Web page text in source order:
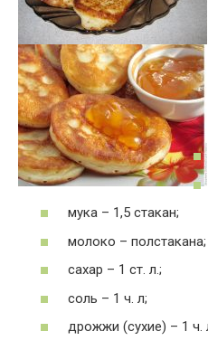
мука – 1,5 стакан;
молоко – полстакана;
сахар – 1 ст. л.;
соль – 1 ч. л;
дрожжи (сухие) – 1 ч.